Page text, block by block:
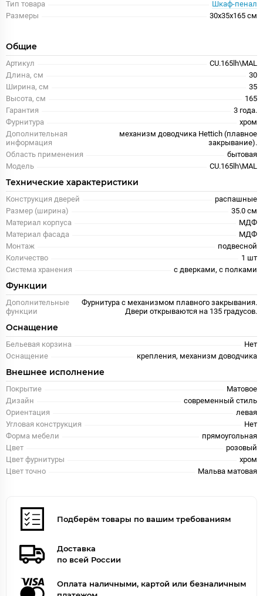
Тип товара
Шкаф-пенал
Размеры
30x35x165 см
Общие
Артикул
CU.165lh\MAL
Длина, см
30
Ширина, см
35
Высота, см
165
Гарантия
3 года.
Фурнитура
хром
Дополнительная
информация
механизм доводчика Hettich (плавное
закрывание).
Область применения
бытовая
Модель
CU.165lh\MAL
Технические характеристики
Конструкция дверей
распашные
Размер (ширина)
35.0 см
Материал корпуса
МДФ
Материал фасада
МДФ
Монтаж
подвесной
Количество
1 шт
Система хранения
с дверками, с полками
Функции
Дополнительные
функции
Фурнитура с механизмом плавного закрывания.
Двери открываются на 135 градусов.
Оснащение
Бельевая корзина
Нет
Оснащение
крепления, механизм доводчика
Внешнее исполнение
Покрытие
Матовое
Дизайн
современный стиль
Ориентация
левая
Угловая конструкция
Нет
Форма мебели
прямоугольная
Цвет
розовый
Цвет фурнитуры
хром
Цвет точно
Мальва матовая
Подберём товары по вашим требованиям
Доставка
по всей России
Оплата наличными, картой или безналичным